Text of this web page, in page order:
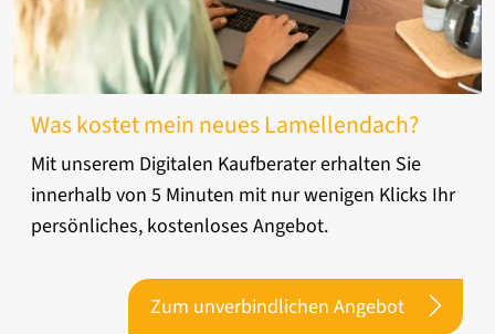
Was kostet mein neues Lamellendach?
Mit unserem Digitalen Kaufberater erhalten Sie
innerhalb von 5 Minuten mit nur wenigen Klicks Ihr
persönliches, kostenloses Angebot.
Zum unverbindlichen Angebot